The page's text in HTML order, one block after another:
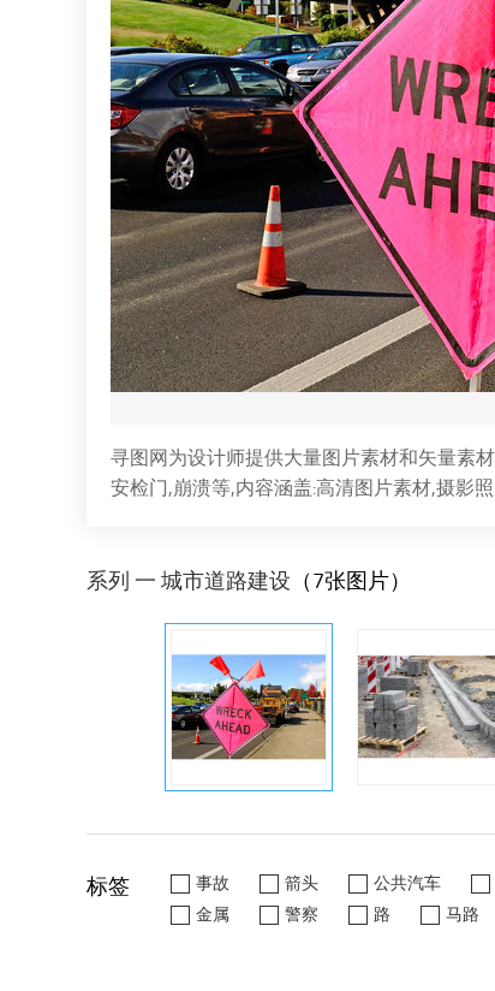
寻图网为设计师提供大量图片素材和矢量素
安检门,崩溃等,内容涵盖:高清图片素材,摄影
系列 一 城市道路建设 （7张图片）
标签 事故 箭头 公共汽车
金属
警察 路 马路